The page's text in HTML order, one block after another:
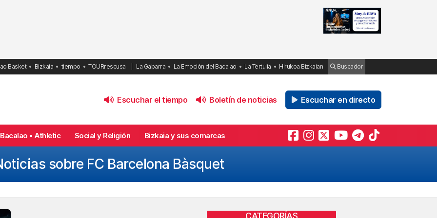
Basket Bizkaia tiempo TOURrescusa La Gabarra La Emoción del Bacalao La Tertulia Hirukoa Bizkaian Buscador
Escuchar el tiempo Boletín de noticias Escuchar en directo
Bacalao • Athletic Social y Religión Bizkaia y sus comarcas
sobre FC Barcelona Bàsquet
CATEGORÍAS